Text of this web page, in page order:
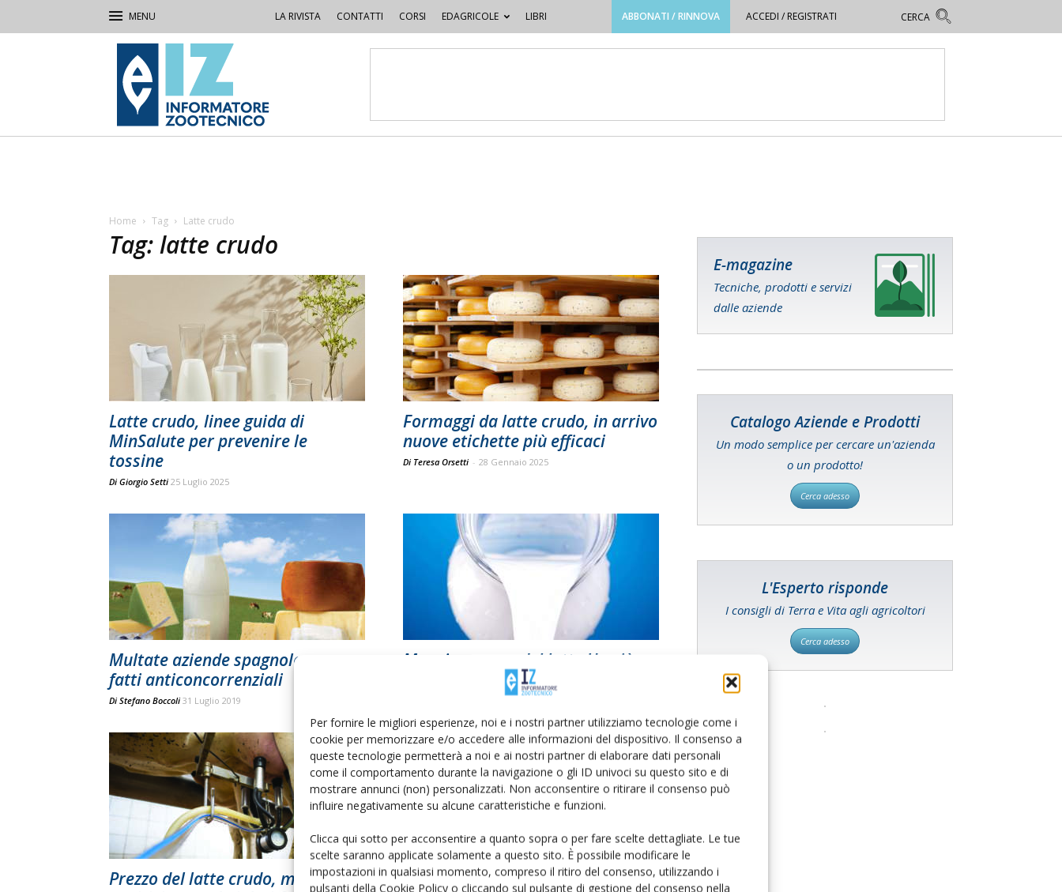
Per fornire le migliori esperienze, noi e i nostri partner utilizziamo tecnologie come i
cookie per memorizzare e/o accedere alle informazioni del dispositivo. Il consenso a
queste tecnologie permetterà a noi e ai nostri partner di elaborare dati personali
come il comportamento durante la navigazione o gli ID univoci su questo sito e di
mostrare annunci (non) personalizzati. Non acconsentire o ritirare il consenso può
influire negativamente su alcune caratteristiche e funzioni.
Clicca qui sotto per acconsentire a quanto sopra o per fare scelte dettagliate. Le tue
scelte saranno applicate solamente a questo sito. È possibile modificare le
impostazioni in qualsiasi momento, compreso il ritiro del consenso, utilizzando i
pulsanti della Cookie Policy o cliccando sul pulsante di gestione del consenso nella
LA RIVISTA CONTATTI CORSI EDAGRICOLE LIBRI ABBONATI / RINNOVA ACCEDI / REGISTRATI
IZ
Informatore
Zootecnico
Home Tag Latte crudo
Tag: latte crudo
Latte crudo, linee guida di
MinSalute per prevenire le
tossine
Di Giorgio Setti 25 Luglio 2025
Formaggi da latte crudo, in arrivo
nuove etichette più efficaci
Di Teresa Orsetti - 28 Gennaio 2025
Multate aziende spagnole per
fatti anticoncorrenziali
Di Stefano Boccoli 31 Luglio 2019
Maggio, prezzo del latte Ue più
alto dell’anno scorso
Prezzo del latte crudo, movimenti
Prezzo del latte crudo in flessione
E-magazine
Tecniche, prodotti e servizi
dalle aziende
Catalogo Aziende e Prodotti
Un modo semplice per cercare un'azienda
o un prodotto!
Cerca adesso
L'Esperto risponde
I consigli di Terra e Vita agli agricoltori
Cerca adesso